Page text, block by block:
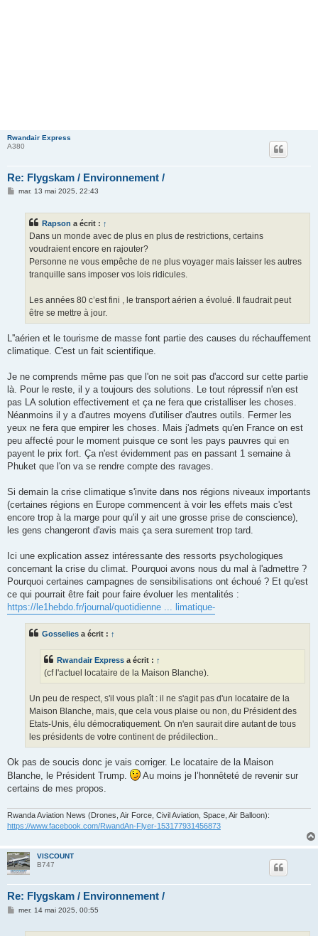
Rwandair Express
A380
Re: Flygskam / Environnement /
Mmar. 13 mai 2025, 22:43
Rapson a écrit : ↑
Dans un monde avec de plus en plus de restrictions, certains
voudraient encore en rajouter?
Personne ne vous empêche de ne plus voyager mais laisser les autres
tranquille sans imposer vos lois ridicules.
Les années 80 c’est fini , le transport aérien a évolué. Il faudrait peut
être se mettre à jour.
L''aérien et le tourisme de masse font partie des causes du réchauffement
climatique. C'est un fait scientifique.
Je ne comprends même pas que l'on ne soit pas d'accord sur cette partie
là. Pour le reste, il y a toujours des solutions. Le tout répressif n'en est
pas LA solution effectivement et ça ne fera que cristalliser les choses.
Néanmoins il y a d'autres moyens d'utiliser d'autres outils. Fermer les
yeux ne fera que empirer les choses. Mais j'admets qu'en France on est
peu affecté pour le moment puisque ce sont les pays pauvres qui en
payent le prix fort. Ça n'est évidemment pas en passant 1 semaine à
Phuket que l'on va se rendre compte des ravages.
Si demain la crise climatique s'invite dans nos régions niveaux importants
(certaines régions en Europe commencent à voir les effets mais c'est
encore trop à la marge pour qu'il y ait une grosse prise de conscience),
les gens changeront d'avis mais ça sera surement trop tard.
Ici une explication assez intéressante des ressorts psychologiques
concernant la crise du climat. Pourquoi avons nous du mal à l'admettre ?
Pourquoi certaines campagnes de sensibilisations ont échoué ? Et qu'est
ce qui pourrait être fait pour faire évoluer les mentalités :
https://le1hebdo.fr/journal/quotidienne ... limatique-
Gosselies a écrit : ↑
Rwandair Express a écrit : ↑
(cf l'actuel locataire de la Maison Blanche).
Un peu de respect, s'il vous plaît : il ne s'agit pas d'un locataire de la
Maison Blanche, mais, que cela vous plaise ou non, du Président des
Etats-Unis, élu démocratiquement. On n'en saurait dire autant de tous
les présidents de votre continent de prédilection..
Ok pas de soucis donc je vais corriger. Le locataire de la Maison
Blanche, le Président Trump.
Au moins je l’honnêteté de revenir sur
certains de mes propos.
Rwanda Aviation News (Drones, Air Force, Civil Aviation, Space, Air Balloon):
https://www.facebook.com/RwandAn-Flyer-153177931456873
VISCOUNT
B747
Re: Flygskam / Environnement /
Mmer. 14 mai 2025, 00:55